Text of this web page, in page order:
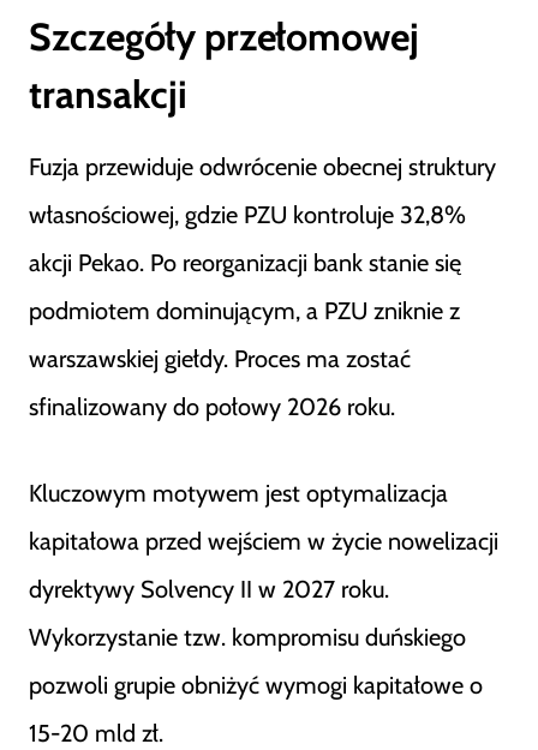
Szczegóły przełomowej
transakcji
Fuzja przewiduje odwrócenie obecnej struktury
własnościowej, gdzie PZU kontroluje 32,8%
akcji Pekao. Po reorganizacji bank stanie się
podmiotem dominującym, a PZU zniknie z
warszawskiej giełdy. Proces ma zostać
sfinalizowany do połowy 2026 roku.
Kluczowym motywem jest optymalizacja
kapitałowa przed wejściem w życie nowelizacji
dyrektywy Solvency II w 2027 roku.
Wykorzystanie tzw. kompromisu duńskiego
pozwoli grupie obniżyć wymogi kapitałowe o
15-20 mld zł.